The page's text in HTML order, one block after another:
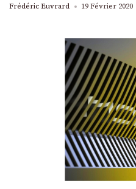
Frédéric Euvrard 19 Février 2020